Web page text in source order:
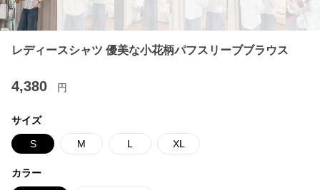
レディースシャツ 優美な小花柄パフスリーブブラウス
4,380 円
サイズ
S M L XL
カラー